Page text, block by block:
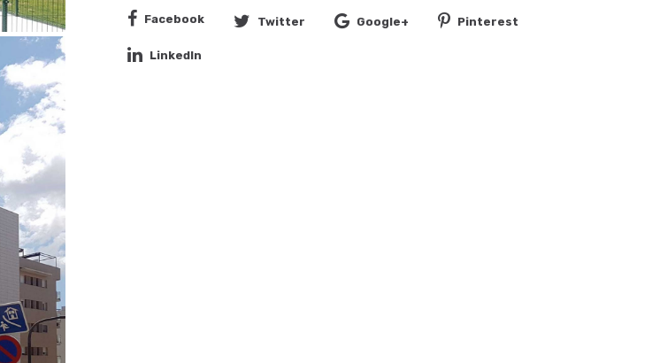
Facebook Twitter Google+ Pinterest
LinkedIn